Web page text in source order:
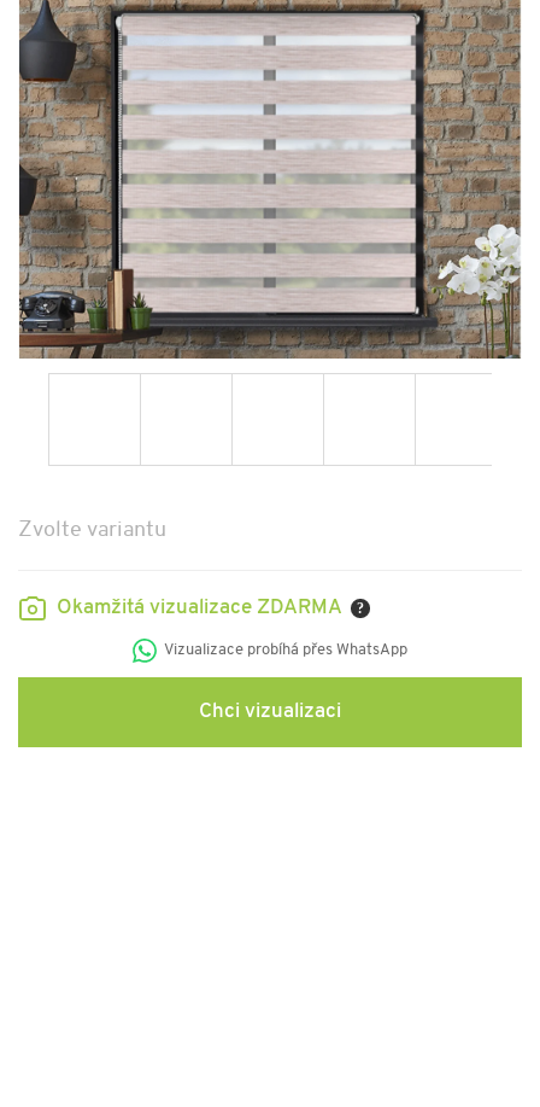
Zvolte variantu
Okamžitá vizualizace ZDARMA ?
Vizualizace probíhá přes WhatsApp
Chci vizualizaci